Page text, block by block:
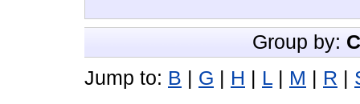
Group by:
Jump to: B | G | H | L | M | R |